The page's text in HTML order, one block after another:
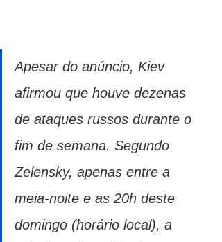
Apesar do anúncio, Kiev
afirmou que houve dezenas
de ataques russos durante o
fim de semana. Segundo
Zelensky, apenas entre a
meia-noite e as 20h deste
domingo (horário local), a